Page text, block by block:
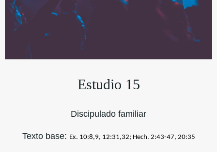
Estudio 15
Discipulado familiar
Texto base: Ex. 10:8,9, 12:31,32; Hech. 2:43-47, 20:35